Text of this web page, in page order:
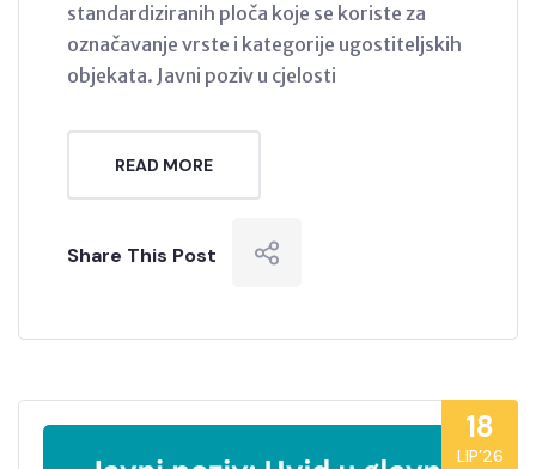
standardiziranih ploča koje se koriste za
označavanje vrste i kategorije ugostiteljskih
objekata. Javni poziv u cjelosti
READ MORE
Share This Post
18
LIP’26